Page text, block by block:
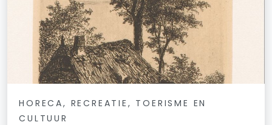
HORECA, RECREATIE, TOERISME EN
CULTUUR